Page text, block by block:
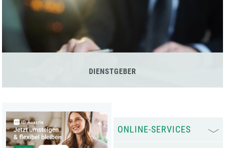
DIENSTGEBER
ONLINE-SERVICES